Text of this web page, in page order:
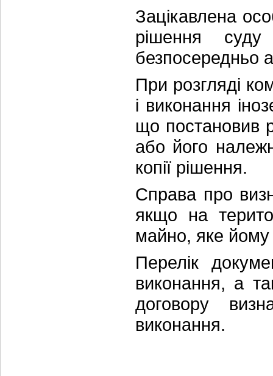
Зацікавлена
рішення суду
безпосередньо
При розгляді
і виконання
що постановив
або його
копії рішення.
Справа про
якщо на
майно, яке
Перелік
виконання, а
договору
виконання.